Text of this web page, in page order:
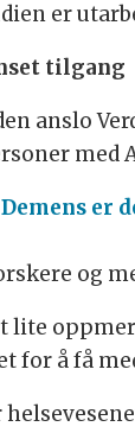
er
tilgang
anslo
med
Demens er
og
lite
for å få